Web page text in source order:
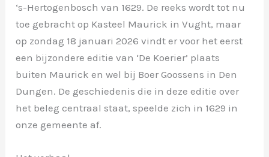
‘s-Hertogenbosch van 1629. De reeks wordt tot nu
toe gebracht op Kasteel Maurick in Vught, maar
op zondag 18 januari 2026 vindt er voor het eerst
een bijzondere editie van ‘De Koerier’ plaats
buiten Maurick en wel bij Boer Goossens in Den
Dungen. De geschiedenis die in deze editie over
het beleg centraal staat, speelde zich in 1629 in
onze gemeente af.